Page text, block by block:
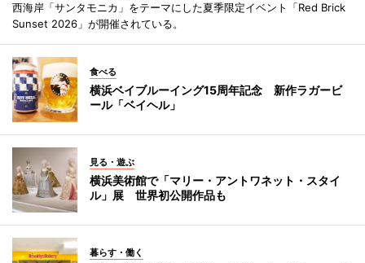
西海岸「サンタモニカ」をテーマにした夏季限定イベント「Red Brick
Sunset 2026」が開催されている。
食べる
横浜ベイブルーイング15周年記念 新作ラガービ
ール「ベイヘル」
見る・遊ぶ
横浜美術館で「マリー・アントワネット・スタイ
ル」展 世界初公開作品も
暮らす・働く